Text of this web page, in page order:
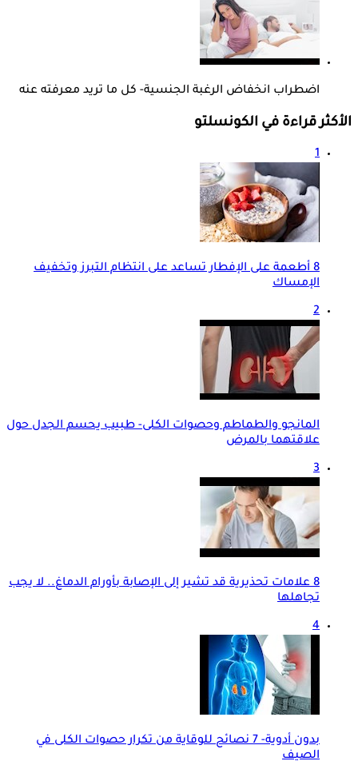
اضطراب انخفاض الرغبة الجنسية- كل ما تريد معرفته عنه
الأكثر قراءة في الكونسلتو
1
8 أطعمة على الإفطار تساعد على انتظام التبرز وتخفيف
الإمساك
2
المانجو والطماطم وحصوات الكلى- طبيب يحسم الجدل حول
علاقتهما بالمرض
3
8 علامات تحذيرية قد تشير إلى الإصابة بأورام الدماغ.. لا يجب
تجاهلها
4
بدون أدوية- 7 نصائح للوقاية من تكرار حصوات الكلى في
الصيف